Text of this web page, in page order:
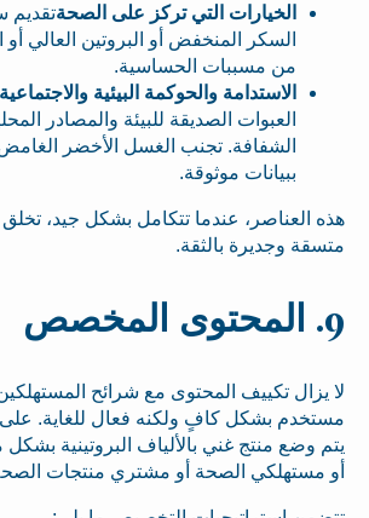
الخيارات التي تركز على الصحة
السكر المنخفض أو البروتين العالي أو
من مسببات الحساسية.
الاستدامة والحوكمة البيئية
العبوات الصديقة للبيئة والمصادر
الشفافة. تجنب الغسل الأخضر
ببيانات موثوقة.
هذه العناصر، عندما تتكامل بشكل جيد،
متسقة وجديرة بالثقة.
9. المحتوى المخصص
لا يزال تكييف المحتوى مع شرائح
مستخدم بشكل كافٍ ولكنه فعال للغاية. على
يتم وضع منتج غني بالألياف البروتينية
أو مستهلكي الصحة أو مشتري منتجات